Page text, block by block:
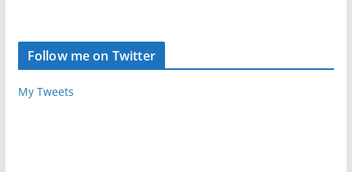
Follow me on Twitter
My Tweets